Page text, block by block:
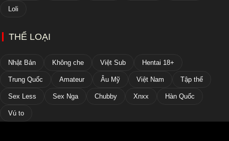
Loli
THỂ LOẠI
Nhật Bản Không che Việt Sub Hentai 18+
Trung Quốc Amateur Âu Mỹ Việt Nam Tập thể
Sex Less Sex Nga Chubby Xnxx Hàn Quốc
Vú to